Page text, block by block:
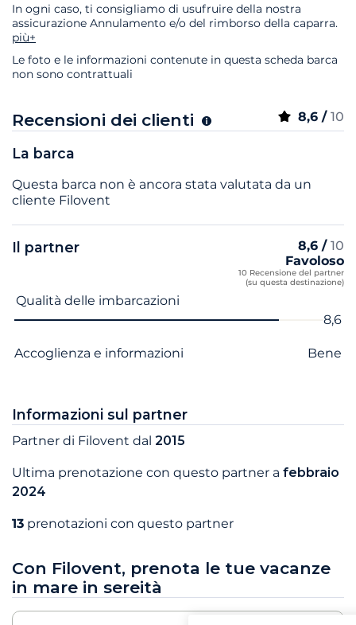
In ogni caso, ti consigliamo di usufruire della nostra
assicurazione Annulamento e/o del rimborso della caparra.
più+
Le foto e le informazioni contenute in questa scheda barca
non sono contrattuali
Recensioni dei clienti 8,6 / 10
La barca
Questa barca non è ancora stata valutata da un
cliente Filovent
Il partner 8,6 / 10
Favoloso
10 Recensione del partner
(su questa destinazione)
Nome del criterio Voto
Qualità delle imbarcazioni
8,6
Accoglienza e informazioni Bene
Informazioni sul partner
Partner di Filovent dal 2015
Ultima prenotazione con questo partner a febbraio
2024
13 prenotazioni con questo partner
Con Filovent, prenota le tue vacanze
in mare in sereità